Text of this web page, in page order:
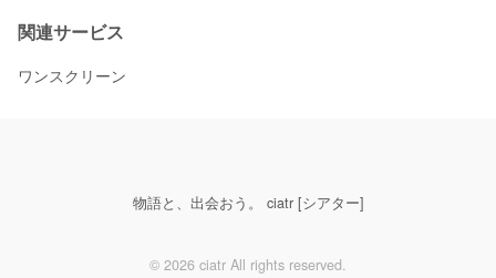
関連サービス
ワンスクリーン
物語と、出会おう。 ciatr [シアター]
© 2026 ciatr All rights reserved.